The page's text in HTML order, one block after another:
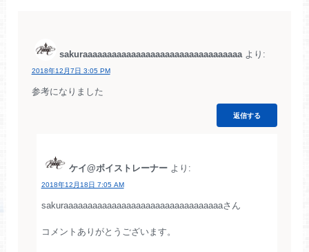
sakuraaaaaaaaaaaaaaaaaaaaaaaaaaaaaaaaa より:
2018年12月7日 3:05 PM
参考になりました
返信する
ケイ@ボイストレーナー より:
2018年12月18日 7:05 AM
sakuraaaaaaaaaaaaaaaaaaaaaaaaaaaaaaaaaさん
コメントありがとうございます。